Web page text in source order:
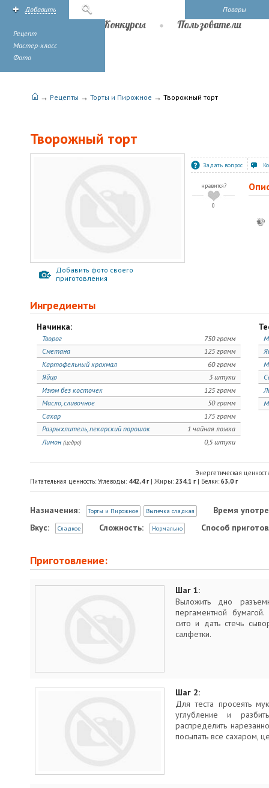
Повары
Добавить
Рецепт
Мастер-класс
Фото
Конкурсы Пользователи
→ Рецепты → Торты и Пирожное → Творожный торт
Творожный торт
Добавить фото своего
приготовления
Задать вопрос
нравится?
0
Ингредиенты
Начинка:
750 грамм
Творог
125 грамм
Сметана
60 грамм
Картофельный крахмал
3 штуки
Яйцо
125 грамм
Изюм без косточек
50 грамм
Масло, сливочное
175 грамм
Сахар
1 чайная ложка
Разрыхлитель, пекарский порошок
0,5 штуки
Лимон (цедра)
Энергетическая
Питательная ценность: Углеводы: 442,4г| Жиры: 234,1 г| Белки: 63,0 г
Назначения: Торты и Пирожное Выпечка сладкая
Время
Вкус:
Сладкое Сложность: Нормально Способ
Приготовление:
Шаг 1:
Выложить дно
пергаментной
сито и дать стечь
салфетки.
Шаг 2:
Для теста просеять
углубление и
распределить
посыпать все сахаром,